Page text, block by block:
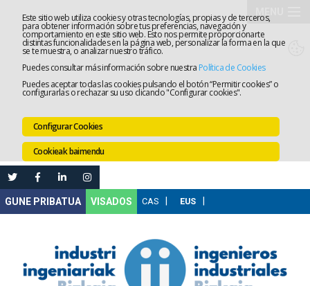
Este sitio web utiliza cookies y otras tecnologías, propias y de terceros,
para obtener información sobre tus preferencias, navegación y
comportamiento en este sitio web. Esto nos permite proporcionarte
distintas funcionalidades en la página web, personalizar la forma en la que
se te muestra, o analizar nuestro tráfico.
Puedes consultar más información sobre nuestra Política de Cookies
Puedes aceptar todas las cookies pulsando el botón “Permitir cookies” o
configurarlas o rechazar su uso clicando "Configurar cookies".
Configurar Cookies
Cookieak baimendu
VISADOS
Elkargoa
Lanaren
Leihatila